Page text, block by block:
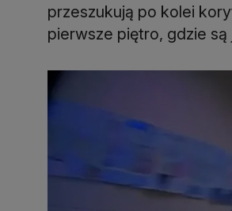
przeszukują po kolei
pierwsze piętro, gdzie